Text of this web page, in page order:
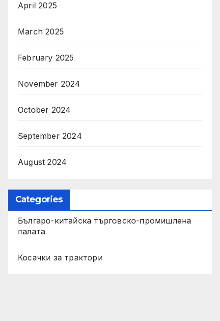
April 2025
March 2025
February 2025
November 2024
October 2024
September 2024
August 2024
Categories
Българо-китайска търговско-промишлена
палата
Косачки за трактори